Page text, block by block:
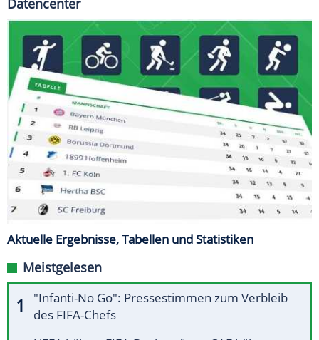
Datencenter
Aktuelle Ergebnisse, Tabellen und Statistiken
Meistgelesen
"Infanti-No Go": Pressestimmen zum Verbleib
des FIFA-Chefs